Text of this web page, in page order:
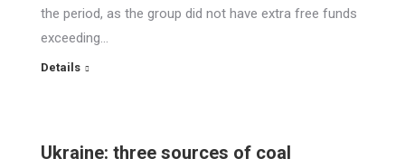
the period, as the group did not have extra free funds
exceeding…
Details
Ukraine: three sources of coal